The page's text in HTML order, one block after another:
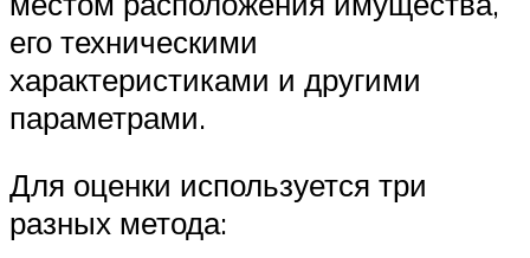
его техническими
характеристиками и другими
параметрами.
Для оценки используется три
разных метода: